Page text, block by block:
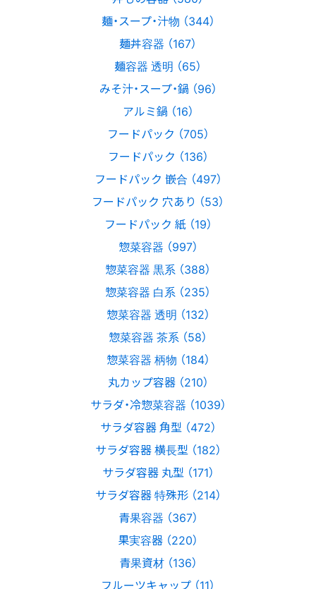
麺・スープ・汁物 （344）
麺丼容器 （167）
麺容器 透明 （65）
みそ汁・スープ・鍋 （96）
アルミ鍋 （16）
フードパック （705）
フードパック （136）
フードパック 嵌合 （497）
フードパック 穴あり （53）
フードパック 紙 （19）
惣菜容器 （997）
惣菜容器 黒系 （388）
惣菜容器 白系 （235）
惣菜容器 透明 （132）
惣菜容器 茶系 （58）
惣菜容器 柄物 （184）
丸カップ容器 （210）
サラダ・冷惣菜容器 （1039）
サラダ容器 角型 （472）
サラダ容器 横長型 （182）
サラダ容器 丸型 （171）
サラダ容器 特殊形 （214）
青果容器 （367）
果実容器 （220）
青果資材 （136）
フルーツキャップ （11）